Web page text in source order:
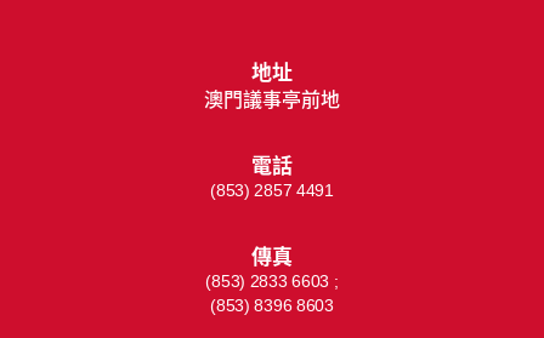
地址
澳門議事亭前地
電話
(853) 2857 4491
傳真
(853) 2833 6603 ;
(853) 8396 8603